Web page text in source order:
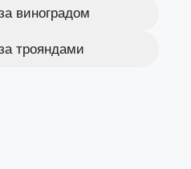
виноградом
трояндами